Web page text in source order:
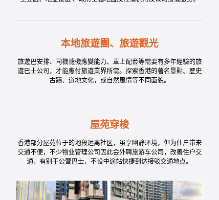
本地旅遊團、旅遊觀光
旅遊巴安排、司機隨機應變能力、車上配套等需要有多年經驗的旅
遊巴士公司，才能應付旅遊業界所需。探索香港的著名景點、歷史
古蹟、道地文化，或自然風情等不同面貌。
屋苑穿梭
香港部分屋苑位于的地段远离社区，虽享幽静环境，但为住户带来
交通不便，不少物业管理公司因此会外聘旅游车公司，改善住户交
通，有别于公营巴士，不设中途站快捷到达接驳交通地点。